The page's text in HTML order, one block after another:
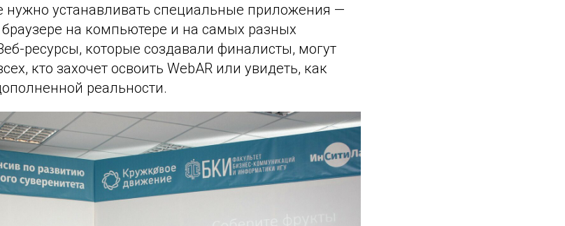
устанавливать специальные приложения —
на компьютере и на самых разных
ресурсы, которые создавали финалисты, могут
кто захочет освоить WebAR или увидеть, как
реальности.